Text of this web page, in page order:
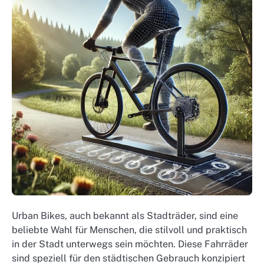
Urban Bikes, auch bekannt als Stadträder, sind eine
beliebte Wahl für Menschen, die stilvoll und praktisch
in der Stadt unterwegs sein möchten. Diese Fahrräder
sind speziell für den städtischen Gebrauch konzipiert